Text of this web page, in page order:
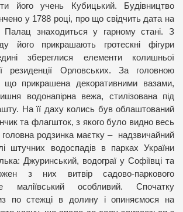
його учень Кубицький. Будівництво
у 1788 році, про що свідчить дата на
Палац знаходиться у гарному стані. З
його прикрашають гротескні фігури
збереглися елементи колишньої
резиденції Орловських. За головною
що прикрашена декоративними вазами,
водонапірна вежа, стилізована під
На її даху колись був облаштований
та флагшток, з якого було видно весь
родзинка маєтку – надзвичайний
штучних водоспадів в парках України
Джуринський, водограї у Софіївці та
з них витвір садово-паркового
маліївський особливий. Спочатку
по стежці в долину і опиняємося на